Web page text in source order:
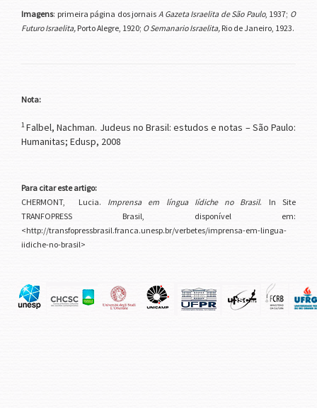
Imagens: primeira página dos jornais A Gazeta Israelita de São Paulo, 1937; O
Futuro Israelita,Porto Alegre, 1920; O Semanario Israelita,Rio de Janeiro, 1923.
Nota:
1Falbel, Nachman. Judeus no Brasil: estudos e notas – São Paulo:
Humanitas; Edusp, 2008
Para citar este artigo:
CHERMONT, Lucia. Imprensa em língua Iídiche no Brasil. In Site
TRANFOPRESS Brasil, disponível em:
<http://transfopressbrasil.franca.unesp.br/verbetes/imprensa-em-lingua-
iidiche-no-brasil>